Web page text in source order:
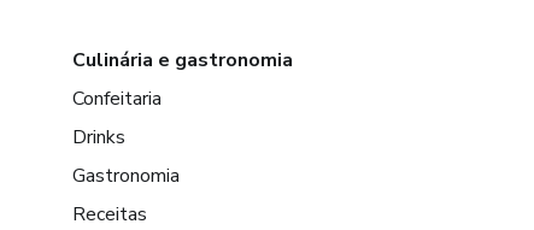
Culinária e gastronomia
Confeitaria
Drinks
Gastronomia
Receitas